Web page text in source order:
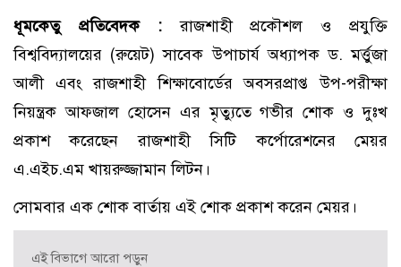
ধূমকেতু প্রতিবেদক :রাজশাহী প্রকৌশল ও প্রযুক্তি
বিশ্ববিদ্যালয়ের (রুয়েট) সাবেক উপাচার্য অধ্যাপক ড. মর্ত্তুজা
আলী এবং রাজশাহী শিক্ষাবোর্ডের অবসরপ্রাপ্ত উপ-পরীক্ষা
নিয়ন্ত্রক আফজাল হোসেন এর মৃত্যুতে গভীর শোক ও দুঃখ
প্রকাশ করেছেন রাজশাহী সিটি কর্পোরেশনের মেয়র
এ.এইচ.এম খায়রুজ্জামান লিটন।
সোমবার এক শোক বার্তায় এই শোক প্রকাশ করেন মেয়র।
এই বিভাগে আরো পড়ুন